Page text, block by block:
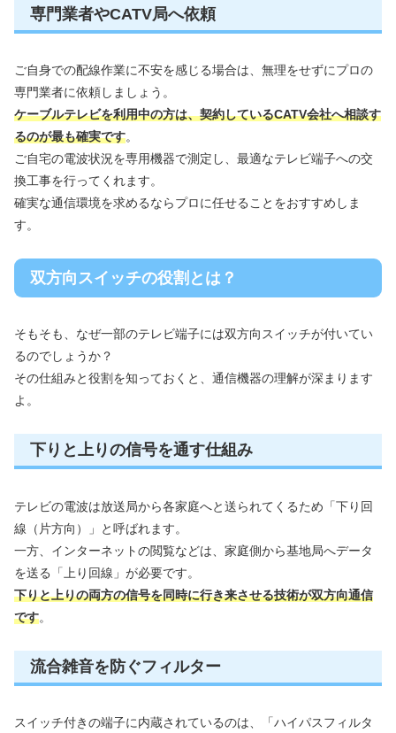
専門業者やCATV局へ依頼
ご自身での配線作業に不安を感じる場合は、無理をせずにプロの
専門業者に依頼しましょう。
ケーブルテレビを利用中の方は、契約しているCATV会社へ相談す
るのが最も確実です。
ご自宅の電波状況を専用機器で測定し、最適なテレビ端子への交
換工事を行ってくれます。
確実な通信環境を求めるならプロに任せることをおすすめしま
す。
双方向スイッチの役割とは？
そもそも、なぜ一部のテレビ端子には双方向スイッチが付いてい
るのでしょうか？
その仕組みと役割を知っておくと、通信機器の理解が深まります
よ。
下りと上りの信号を通す仕組み
テレビの電波は放送局から各家庭へと送られてくるため「下り回
線（片方向）」と呼ばれます。
一方、インターネットの閲覧などは、家庭側から基地局へデータ
を送る「上り回線」が必要です。
下りと上りの両方の信号を同時に行き来させる技術が双方向通信
です。
流合雑音を防ぐフィルター
スイッチ付きの端子に内蔵されているのは、「ハイパスフィルタ